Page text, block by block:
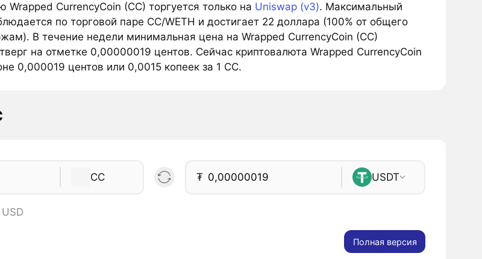
CurrencyCoin (CC) торгуется только на Uniswap (v3). Максимальный
по торговой паре CC/WETH и достигает 22 доллара (100% от общего
В течение недели минимальная цена на Wrapped CurrencyCoin (CC)
на отметке 0,00000019 центов. Сейчас криптовалюта Wrapped CurrencyCoin
0,000019 центов или 0,0015 копеек за 1 CC.
CC ₮ USDT
Полная версия